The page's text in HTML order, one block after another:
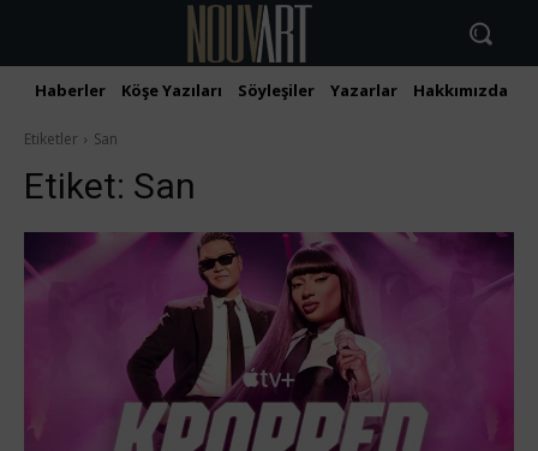
Haberler Köşe Yazıları Söyleşiler Yazarlar Hakkımızda
Etiketler San
Etiket: San